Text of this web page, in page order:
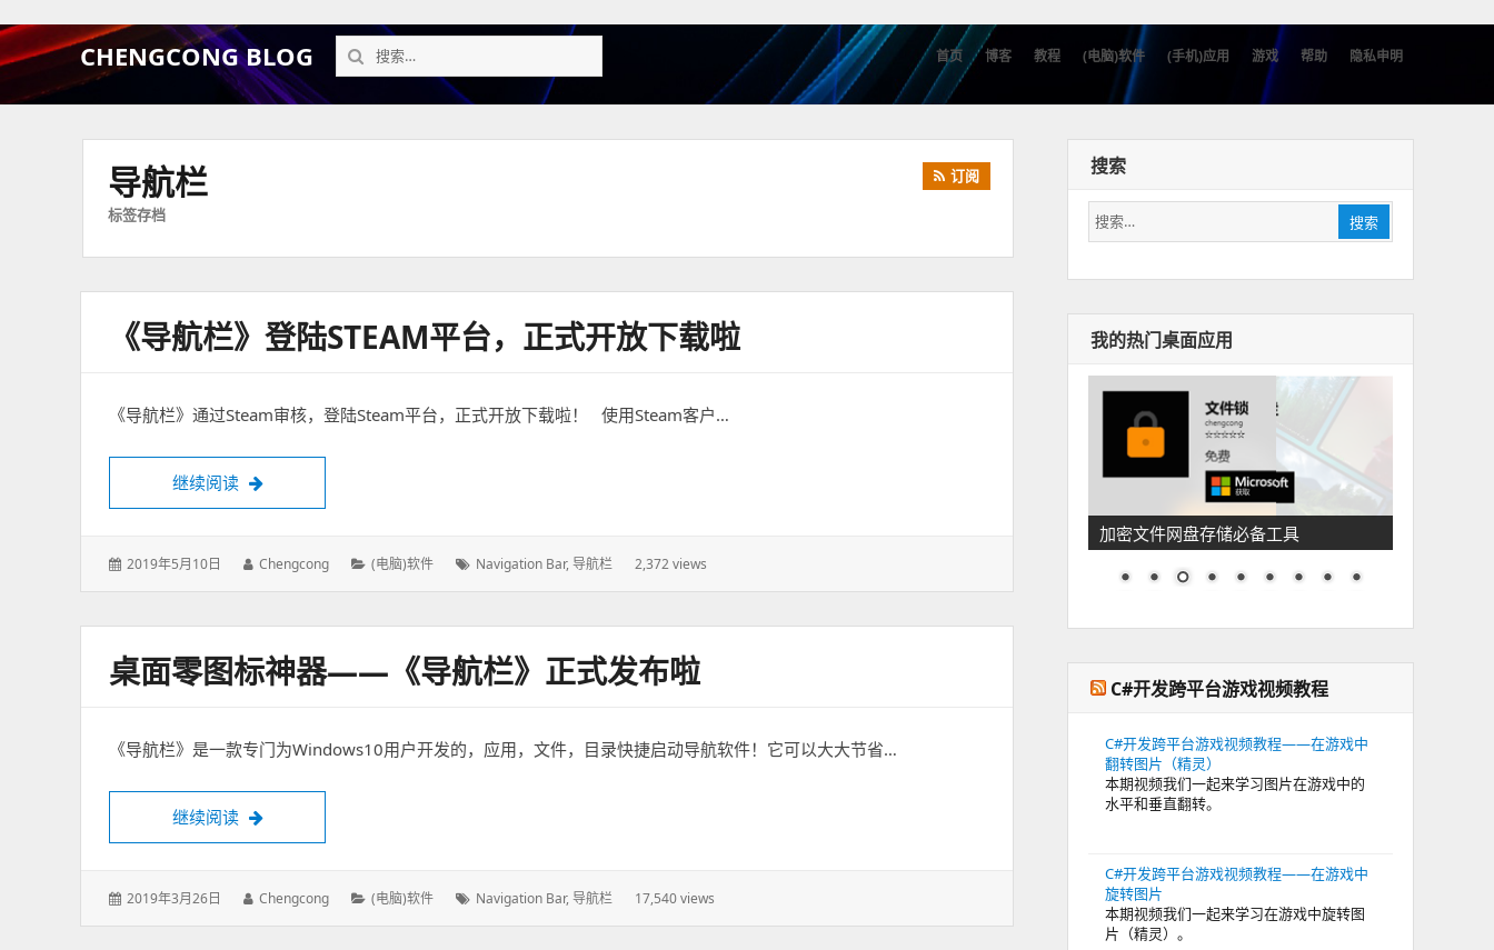
CHENGCONG BLOG
搜
索：
首页 博客 教程 (电脑)软件 (手机)应用 游戏 帮助 隐私申明
导航栏
标签存档
订阅
《导航栏》登陆STEAM平台，正式开放下载啦
《导航栏》通过Steam审核，登陆Steam平台，正式开放下载啦！ 使用Steam客户…
继续阅读 《导航栏》登陆Steam平台，正式开放下载啦
发
2019年5月10日
作
Chengcong
分
(电脑)软件
标
Navigation Bar,导航栏 2,372 views
桌面零图标神器——《导航栏》正式发布啦
《导航栏》是一款专门为Windows10用户开发的，应用，文件，目录快捷启动导航软件！它可以大大节省…
继续阅读 桌面零图标神器——《导航栏》正式发布啦
发
2019年3月26日
作
Chengcong
分
(电脑)软件
标
Navigation Bar,导航栏 17,540 views
搜索
搜
索：
搜索
我的热门桌面应用
加密文件网盘存储必备工具
C#开发跨平台游戏视频教程
C#开发跨平台游戏视频教程——在游戏中
翻转图片（精灵）
本期视频我们一起来学习图片在游戏中的
水平和垂直翻转。
C#开发跨平台游戏视频教程——在游戏中
旋转图片
本期视频我们一起来学习在游戏中旋转图
片（精灵）。